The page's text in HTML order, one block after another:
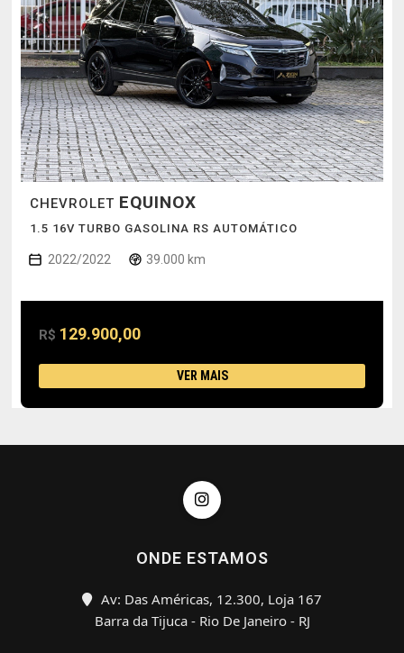
CHEVROLET EQUINOX
1.5 16V TURBO GASOLINA RS AUTOMÁTICO
2022/2022 39.000 km
R$ 129.900,00
VER MAIS
ONDE ESTAMOS
Av: Das Américas, 12.300, Loja 167
Barra da Tijuca - Rio De Janeiro - RJ